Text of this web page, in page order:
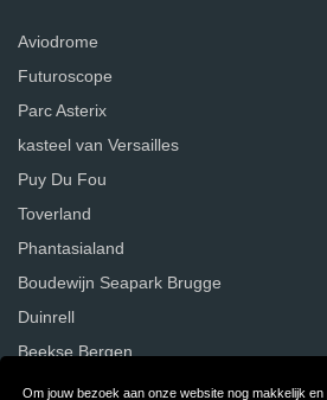
Om jouw bezoek aan onze website nog makkelijk
Aviodrome
Futuroscope
Parc Asterix
kasteel van Versailles
Puy Du Fou
Toverland
Phantasialand
Boudewijn Seapark Brugge
Duinrell
Beekse Bergen